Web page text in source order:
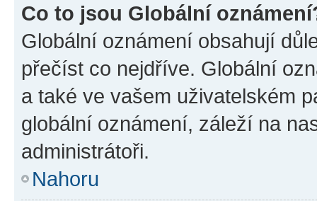
Co to jsou Globální
Globální oznámení obsahují
přečíst co nejdříve. Globální
a také ve vašem uživatelském
globální oznámení, záleží na
administrátoři.
Nahoru